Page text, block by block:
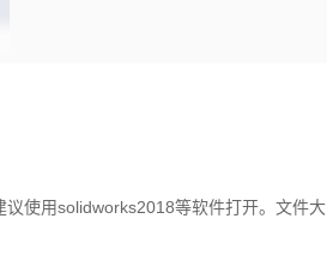
议使用solidworks2018等软件打开。文件大